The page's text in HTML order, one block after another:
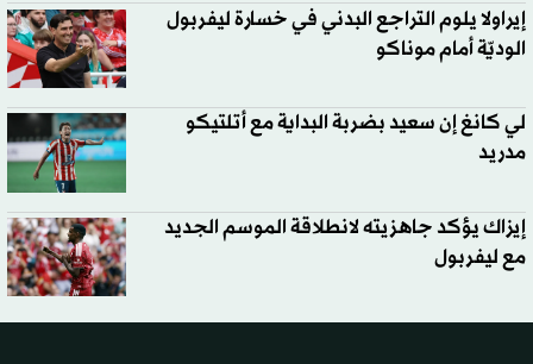
إيراولا يلوم التراجع البدني في خسارة ليفربول
الوديّة أمام موناكو
لي كانغ إن سعيد بضربة البداية مع أتلتيكو
مدريد
إيزاك يؤكد جاهزيته لانطلاقة الموسم الجديد
مع ليفربول